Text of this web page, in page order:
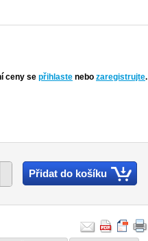
ceny se přihlaste nebo zaregistrujte.
Přidat do košíku